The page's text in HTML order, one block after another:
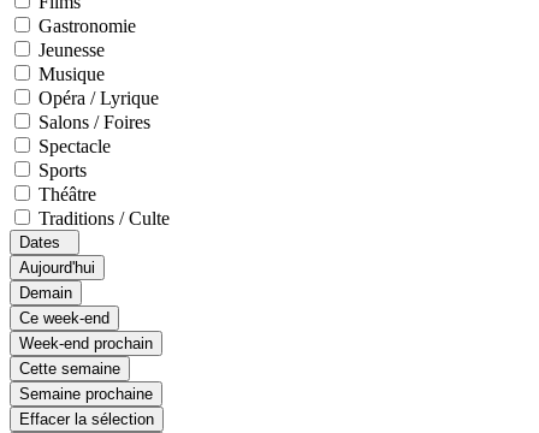
Gastronomie
Jeunesse
Musique
Opéra / Lyrique
Salons / Foires
Spectacle
Sports
Théâtre
Traditions / Culte
Dates
Aujourd'hui
Demain
Ce week-end
Week-end prochain
Cette semaine
Semaine prochaine
Effacer la sélection